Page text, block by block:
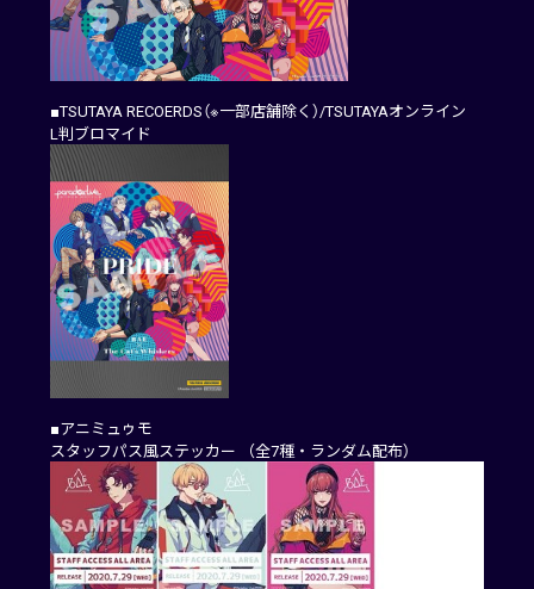
■TSUTAYA RECOERDS（※一部店舗除く）/TSUTAYAオンライン
L判ブロマイド
■アニミュゥモ
スタッフパス風ステッカー （全7種・ランダム配布）